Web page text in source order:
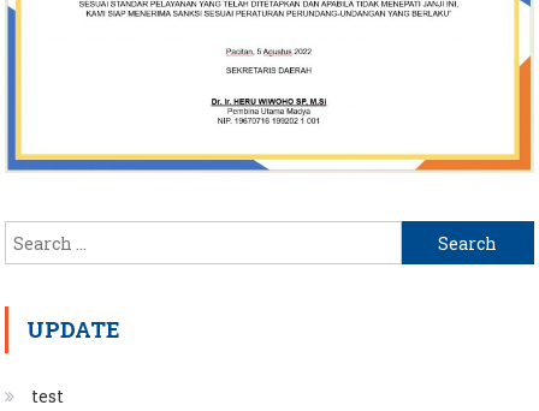
Search
for:
UPDATE
test